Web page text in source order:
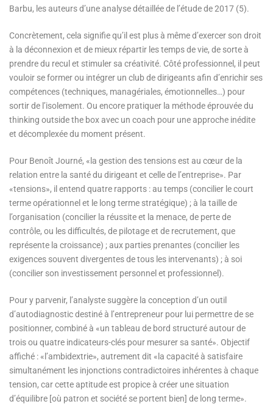
Barbu, les auteurs d’une analyse détaillée de l’étude de 2017 (5).
Concrètement, cela signifie qu’il est plus à même d’exercer son droit
à la déconnexion et de mieux répartir les temps de vie, de sorte à
prendre du recul et stimuler sa créativité. Côté professionnel, il peut
vouloir se former ou intégrer un club de dirigeants afin d’enrichir ses
compétences (techniques, managériales, émotionnelles…) pour
sortir de l’isolement. Ou encore pratiquer la méthode éprouvée du
thinking outside the box avec un coach pour une approche inédite
et décomplexée du moment présent.
Pour Benoît Journé, «la gestion des tensions est au cœur de la
relation entre la santé du dirigeant et celle de l’entreprise». Par
«tensions», il entend quatre rapports : au temps (concilier le court
terme opérationnel et le long terme stratégique) ; à la taille de
l’organisation (concilier la réussite et la menace, de perte de
contrôle, ou les difficultés, de pilotage et de recrutement, que
représente la croissance) ; aux parties prenantes (concilier les
exigences souvent divergentes de tous les intervenants) ; à soi
(concilier son investissement personnel et professionnel).
Pour y parvenir, l’analyste suggère la conception d’un outil
d’autodiagnostic destiné à l’entrepreneur pour lui permettre de se
positionner, combiné à «un tableau de bord structuré autour de
trois ou quatre indicateurs-clés pour mesurer sa santé». Objectif
affiché : «l’ambidextrie», autrement dit «la capacité à satisfaire
simultanément les injonctions contradictoires inhérentes à chaque
tension, car cette aptitude est propice à créer une situation
d’équilibre [où patron et société se portent bien] de long terme».